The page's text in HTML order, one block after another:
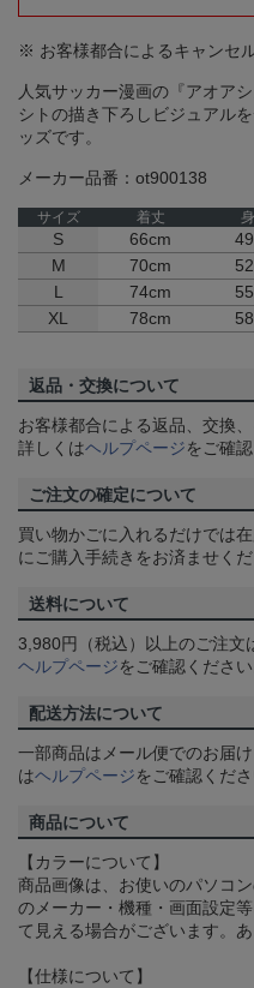
※ お客様都合によるキャンセ
人気サッカー漫画の『アオア
シトの描き下ろしビジュアル
ッズです。
メーカー品番：ot900138
サイズ 着丈
S 66cm
M
70cm
L
74cm
XL
78cm
返品・交換について
お客様都合による返品、交換
詳しくはヘルプページをご確
ご注文の確定について
買い物かごに入れるだけでは
にご購入手続きをお済ませくだ
送料について
3,980円（税込）以上のご注文
ヘルプページをご確認ください
配送方法について
一部商品はメール便でのお届
はヘルプページをご確認くださ
商品について
【カラーについて】
商品画像は、お使いのパソコ
のメーカー・機種・画面設定
て見える場合がございます。
【仕様について】